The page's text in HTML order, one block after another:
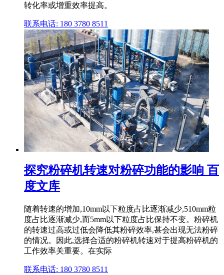
转化率或增重效率提高。
联系电话: 180 3780 8511
探究粉碎机转速对粉碎功能的影响 百
度文库
随着转速的增加,10mm以下粒度占比逐渐减少,510mm粒
度占比逐渐减少,而5mm以下粒度占比保持不变。粉碎机
的转速过高或过低会降低其粉碎效率,甚会出现无法粉碎
的情况。因此,选择合适的粉碎机转速对于提高粉碎机的
工作效率关重要。在实际
联系电话: 180 3780 8511